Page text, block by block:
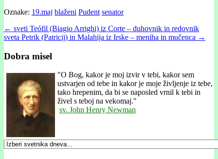
Oznake: 19.maj blaženi Pudent senator
Post
navigation
← sveti Teófil (Biagio Arrighi) iz Corte – duhovnik in redovnik
sveta Petrik (Patricij) in Malahija iz Irske – meniha in mučenca →
Dobra misel
"O Bog, kakor je moj izvir v tebi, kakor sem
ustvarjen od tebe in kakor je moje življenje iz tebe,
tako hrepenim, da bi se naposled vrnil k tebi in
živel s teboj na vekomaj."
sv. John Henry Newman